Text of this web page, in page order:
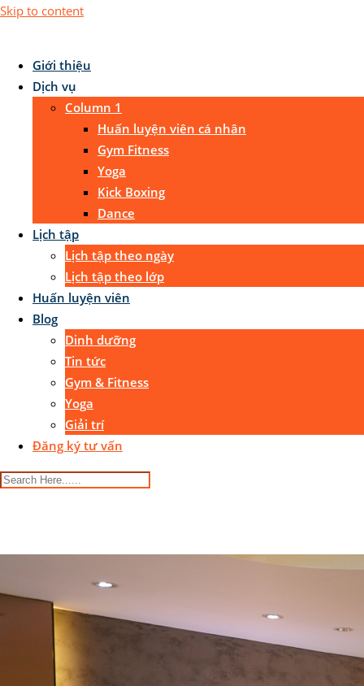
Skip to content
Giới thiệu
Dịch vụ
Column 1
Huấn luyện viên cá nhân
Gym Fitness
Yoga
Kick Boxing
Dance
Lịch tập
Lịch tập theo ngày
Lịch tập theo lớp
Huấn luyện viên
Blog
Dinh dưỡng
Tin tức
Gym & Fitness
Yoga
Giải trí
Đăng ký tư vấn